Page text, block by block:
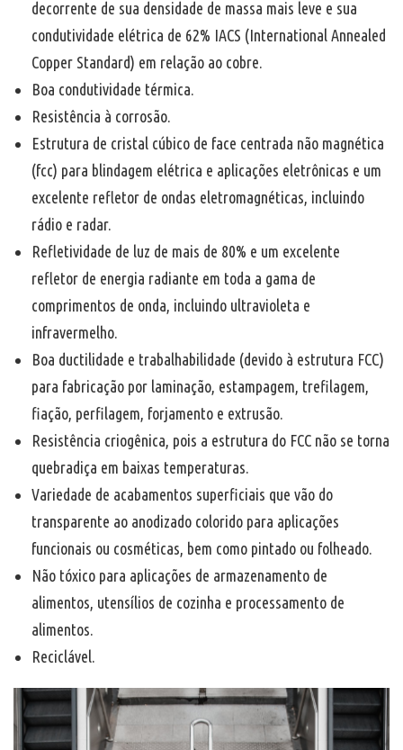
decorrente de sua densidade de massa mais leve e sua
condutividade elétrica de 62% IACS (International Annealed
Copper Standard) em relação ao cobre.
Boa condutividade térmica.
Resistência à corrosão.
Estrutura de cristal cúbico de face centrada não magnética
(fcc) para blindagem elétrica e aplicações eletrônicas e um
excelente refletor de ondas eletromagnéticas, incluindo
rádio e radar.
Refletividade de luz de mais de 80% e um excelente
refletor de energia radiante em toda a gama de
comprimentos de onda, incluindo ultravioleta e
infravermelho.
Boa ductilidade e trabalhabilidade (devido à estrutura FCC)
para fabricação por laminação, estampagem, trefilagem,
fiação, perfilagem, forjamento e extrusão.
Resistência criogênica, pois a estrutura do FCC não se torna
quebradiça em baixas temperaturas.
Variedade de acabamentos superficiais que vão do
transparente ao anodizado colorido para aplicações
funcionais ou cosméticas, bem como pintado ou folheado.
Não tóxico para aplicações de armazenamento de
alimentos, utensílios de cozinha e processamento de
alimentos.
Reciclável.